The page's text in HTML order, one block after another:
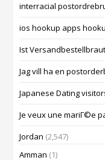
interracial
ios hookup apps
Ist
Jag vill ha en
Japanese Dating
Je veux une mariГ©e
Jordan (2,547)
Amman (1)